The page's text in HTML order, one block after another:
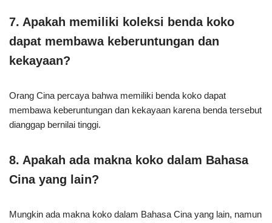
7. Apakah memiliki koleksi benda koko
dapat membawa keberuntungan dan
kekayaan?
Orang Cina percaya bahwa memiliki benda koko dapat
membawa keberuntungan dan kekayaan karena benda tersebut
dianggap bernilai tinggi.
8. Apakah ada makna koko dalam Bahasa
Cina yang lain?
Mungkin ada makna koko dalam Bahasa Cina yang lain, namun